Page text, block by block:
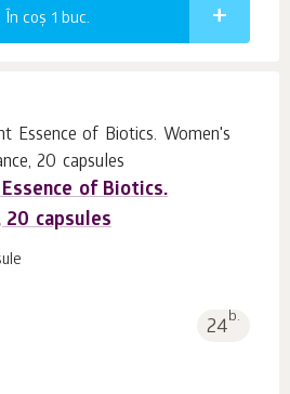
În coș 1 buc.
of Biotics.
20 capsules
24b.